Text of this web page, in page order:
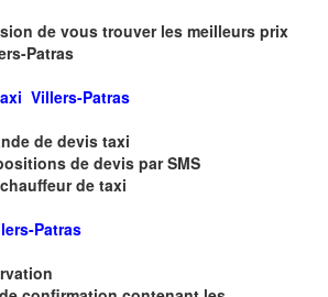
de vous trouver les meilleurs prix
Patras
Villers-Patras
de devis taxi
de devis par SMS
de taxi
Patras